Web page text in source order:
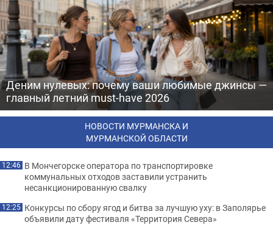
Деним нулевых: почему ваши любимые джинсы —
главный летний must-have 2026
НОВОСТИ МУРМАНСКА И
МУРМАНСКОЙ ОБЛАСТИ
12:46 В Мончегорске оператора по транспортировке
коммунальных отходов заставили устранить
несанкционированную свалку
12:25 Конкурсы по сбору ягод и битва за лучшую уху: в Заполярье
объявили дату фестиваля «Территория Севера»